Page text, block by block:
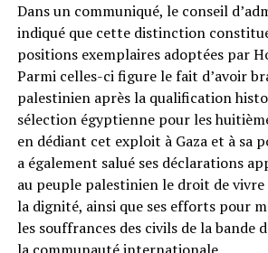
Dans un communiqué, le conseil
indiqué que cette distinction
positions exemplaires adoptées par
Parmi celles-ci figure le fait d’avoir
palestinien après la qualification
sélection égyptienne pour les
en dédiant cet exploit à Gaza et à sa
a également salué ses déclarations
au peuple palestinien le droit de
la dignité, ainsi que ses efforts pour
les souffrances des civils de la bande